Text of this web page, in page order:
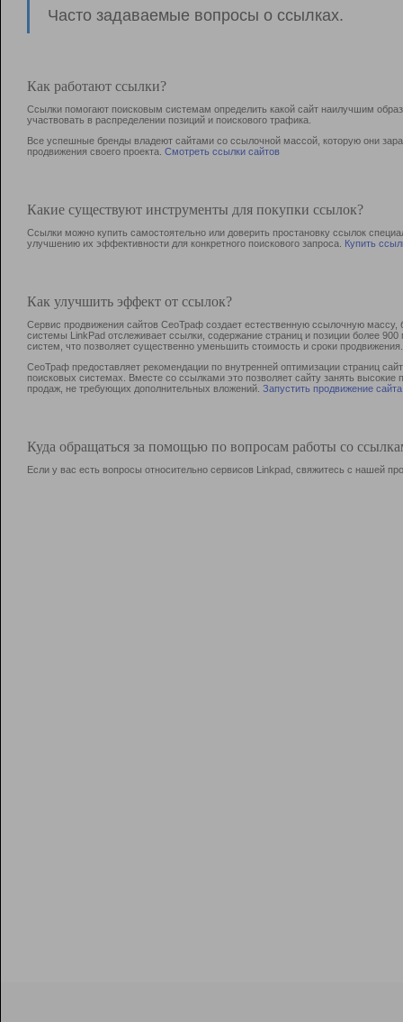
Часто задаваемые вопросы о ссылках.
Как работают ссылки?
Ссылки помогают поисковым системам определить какой сайт наилучшим
участвовать в раcпределении позиций и поискового трафика.
Все успешные бренды владеют сайтами со ссылочной массой, которую они
продвижения своего проекта. Смотреть ссылки сайтов
Какие существуют инструменты для покупки ссылок?
Ссылки можно купить самостоятельно или доверить простановку ссылок
улучшению их эффективности для конкретного поискового запроса. Купить
Как улучшить эффект от ссылок?
Сервис продвижения сайтов СеоТраф создает естественную ссылочную
системы LinkPad отслеживает ссылки, содержание страниц и позиции более
систем, что позволяет существенно уменьшить стоимость и сроки продвижения.
СеоТраф предоставляет рекомендации по внутренней оптимизации страниц
поисковых системах. Вместе со ссылками это позволяет сайту занять
продаж, не требующих дополнительных вложений. Запустить продвижение сайта
Куда обращаться за помощью по вопросам работы со
Если у вас есть вопросы относительно сервисов Linkpad, свяжитесь с нашей